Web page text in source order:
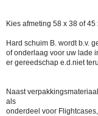
Kies afmeting 58 x 38 of 45
Hard schuim B. wordt b.v.
of onderlaag voor uw lade
er gereedschap e.d.niet
Naast
als
onderdeel voor